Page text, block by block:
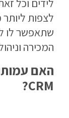
לידים וכל
לצפות
שתאפשר לו
המכירה
האם
CRM?